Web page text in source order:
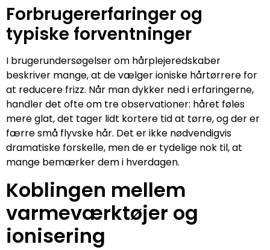
Forbrugererfaringer og
typiske forventninger
I brugerundersøgelser om hårplejeredskaber
beskriver mange, at de vælger ioniske hårtørrere for
at reducere frizz. Når man dykker ned i erfaringerne,
handler det ofte om tre observationer: håret føles
mere glat, det tager lidt kortere tid at tørre, og der er
færre små flyvske hår. Det er ikke nødvendigvis
dramatiske forskelle, men de er tydelige nok til, at
mange bemærker dem i hverdagen.
Koblingen mellem
varmeværktøjer og
ionisering